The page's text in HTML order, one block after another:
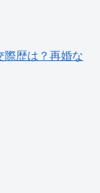
際歴は？再婚な